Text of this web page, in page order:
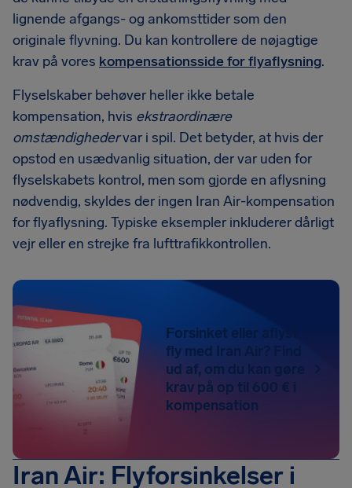
lignende afgangs- og ankomsttider som den
originale flyvning. Du kan kontrollere de nøjagtige
krav på vores kompensationsside for flyaflysning.
Flyselskaber behøver heller ikke betale
kompensation, hvis ekstraordinære
omstændighedervar i spil. Det betyder, at hvis der
opstod en usædvanlig situation, der var uden for
flyselskabets kontrol, men som gjorde en aflysning
nødvendig, skyldes der ingen Iran Air-kompensation
for flyaflysning. Typiske eksempler inkluderer dårligt
vejr eller en strejke fra lufttrafikkontrollen.
Forsinket eller aflyst
fly med Iran Air? Find
ud af, om du kan gøre
krav på op til 600 € i
kompensation
Iran Air: Flyforsinkelser i